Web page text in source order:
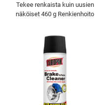
Tekee renkaista kuin uusien
näköiset 460 g Renkienhoito